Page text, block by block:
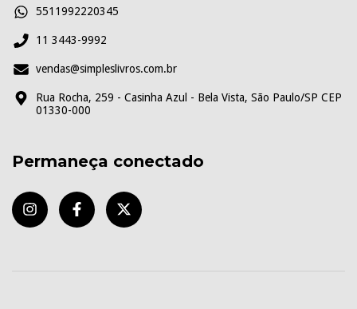
5511992220345
11 3443-9992
vendas@simpleslivros.com.br
Rua Rocha, 259 - Casinha Azul - Bela Vista, São Paulo/SP CEP
01330-000
Permaneça conectado